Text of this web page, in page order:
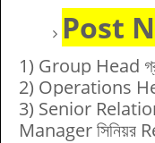
Post
1) Group Head
2) Operations
3) Senior
Managerসিনিয়র